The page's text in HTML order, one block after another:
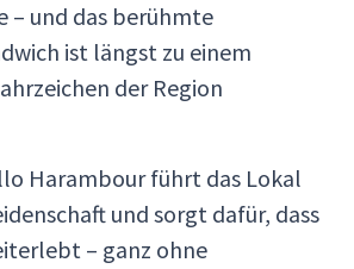
– und das berühmte
ist längst zu einem
der Region
Harambour führt das Lokal
und sorgt dafür, dass
– ganz ohne